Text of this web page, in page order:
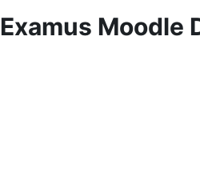
Examus Moodle